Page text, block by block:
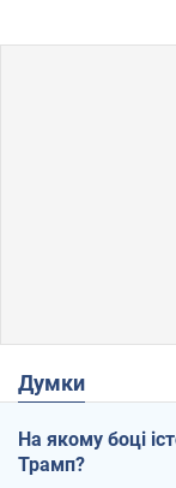
Думки
На якому боці
Трамп?